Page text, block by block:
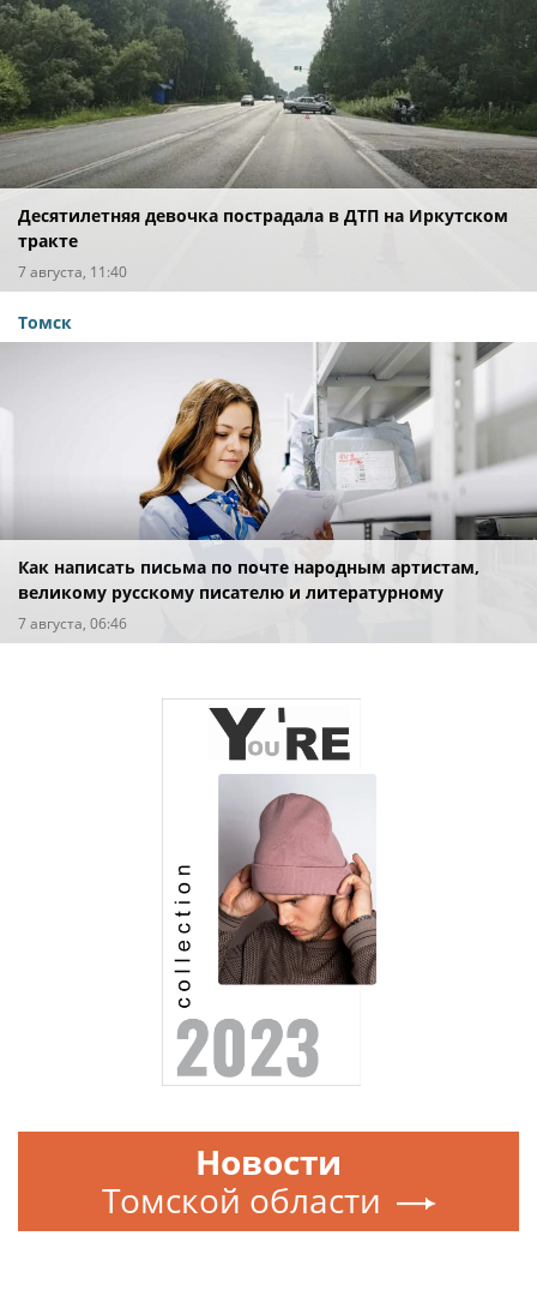
Десятилетняя девочка пострадала в ДТП на Иркутском
тракте
7 августа, 11:40
Томск
Как написать письма по почте народным артистам,
великому русскому писателю и литературному
персонажу
7 августа, 06:46
Новости
Томской области